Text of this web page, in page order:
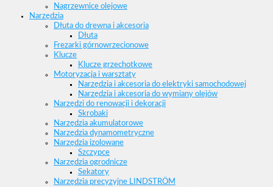
Nagrzewnice olejowe
Narzędzia
Dłuta do drewna i akcesoria
Dłuta
Frezarki górnowrzecionowe
Klucze
Klucze grzechotkowe
Motoryzacja i warsztaty
Narzędzia i akcesoria do elektryki samochodowej
Narzędzia i akcesoria do wymiany olejów
Narzędzi do renowacji i dekoracji
Skrobaki
Narzędzia akumulatorowe
Narzędzia dynamometryczne
Narzędzia izolowane
Szczypce
Narzędzia ogrodnicze
Sekatory
Narzędzia precyzyjne LINDSTRÖM